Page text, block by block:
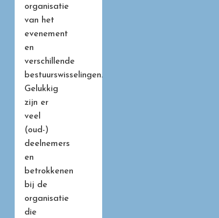
organisatie
van het
evenement
en
verschillende
bestuurswisselingen.
Gelukkig
zijn er
veel
(oud-)
deelnemers
en
betrokkenen
bij de
organisatie
die